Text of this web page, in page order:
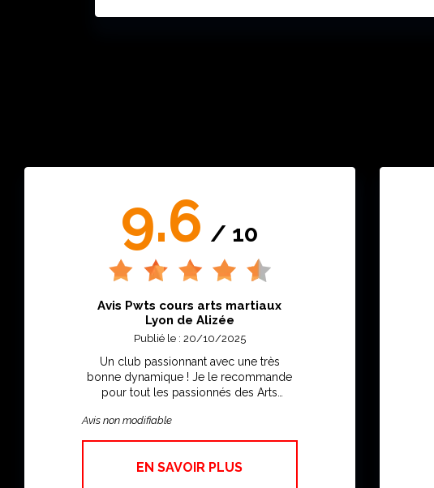
9.6 / 10
Avis Pwts cours arts martiaux
Lyon de Alizée
Publié le : 20/10/2025
Un club passionnant avec une très
bonne dynamique ! Je le recommande
pour tout les passionnés des Arts
Avis non modifiable
EN SAVOIR PLUS